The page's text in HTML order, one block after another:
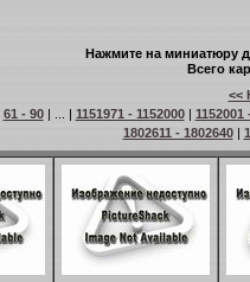
Нажмите на миниатюру
Всего
<<
61 - 90| ... | 1151971 - 1152000| 1152001
1802611 - 1802640|